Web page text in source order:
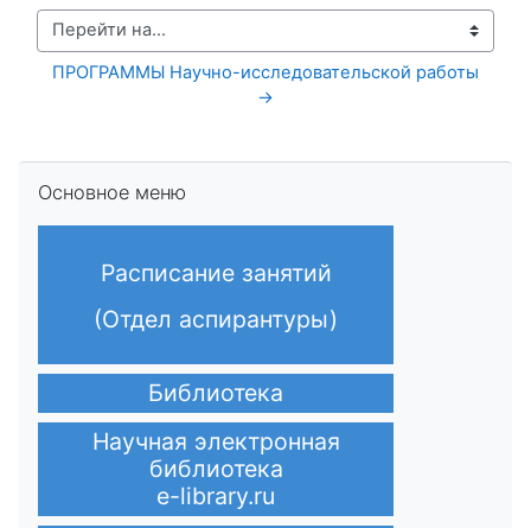
Перейти на...
ПРОГРАММЫ Научно-исследовательской работы
→
Основное меню
Расписание занятий
(Отдел аспирантуры)
Библиотека
Научная электронная
библиотека
e-library.ru